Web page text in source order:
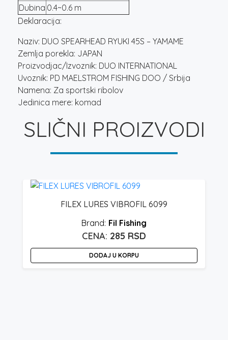
Dubina 0.4~0.6 m
Deklaracija:
Naziv: DUO SPEARHEAD RYUKI 45S – YAMAME
Zemlja porekla: JAPAN
Proizvodjac/Izvoznik: DUO INTERNATIONAL
Uvoznik: PD MAELSTROM FISHING DOO / Srbija
Namena: Za sportski ribolov
Jedinica mere: komad
SLIČNI PROIZVODI
FILEX LURES VIBROFIL 6099
Fil Fishing
285 RSD
DODAJ U KORPU